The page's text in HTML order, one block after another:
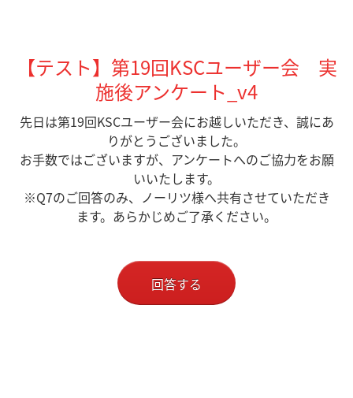
【テスト】第19回KSCユーザー会 実
施後アンケート_v4
先日は第19回KSCユーザー会にお越しいただき、誠にあ
りがとうございました。
お手数ではございますが、アンケートへのご協力をお願
いいたします。
※Q7のご回答のみ、ノーリツ様へ共有させていただき
ます。あらかじめご了承ください。
回答する